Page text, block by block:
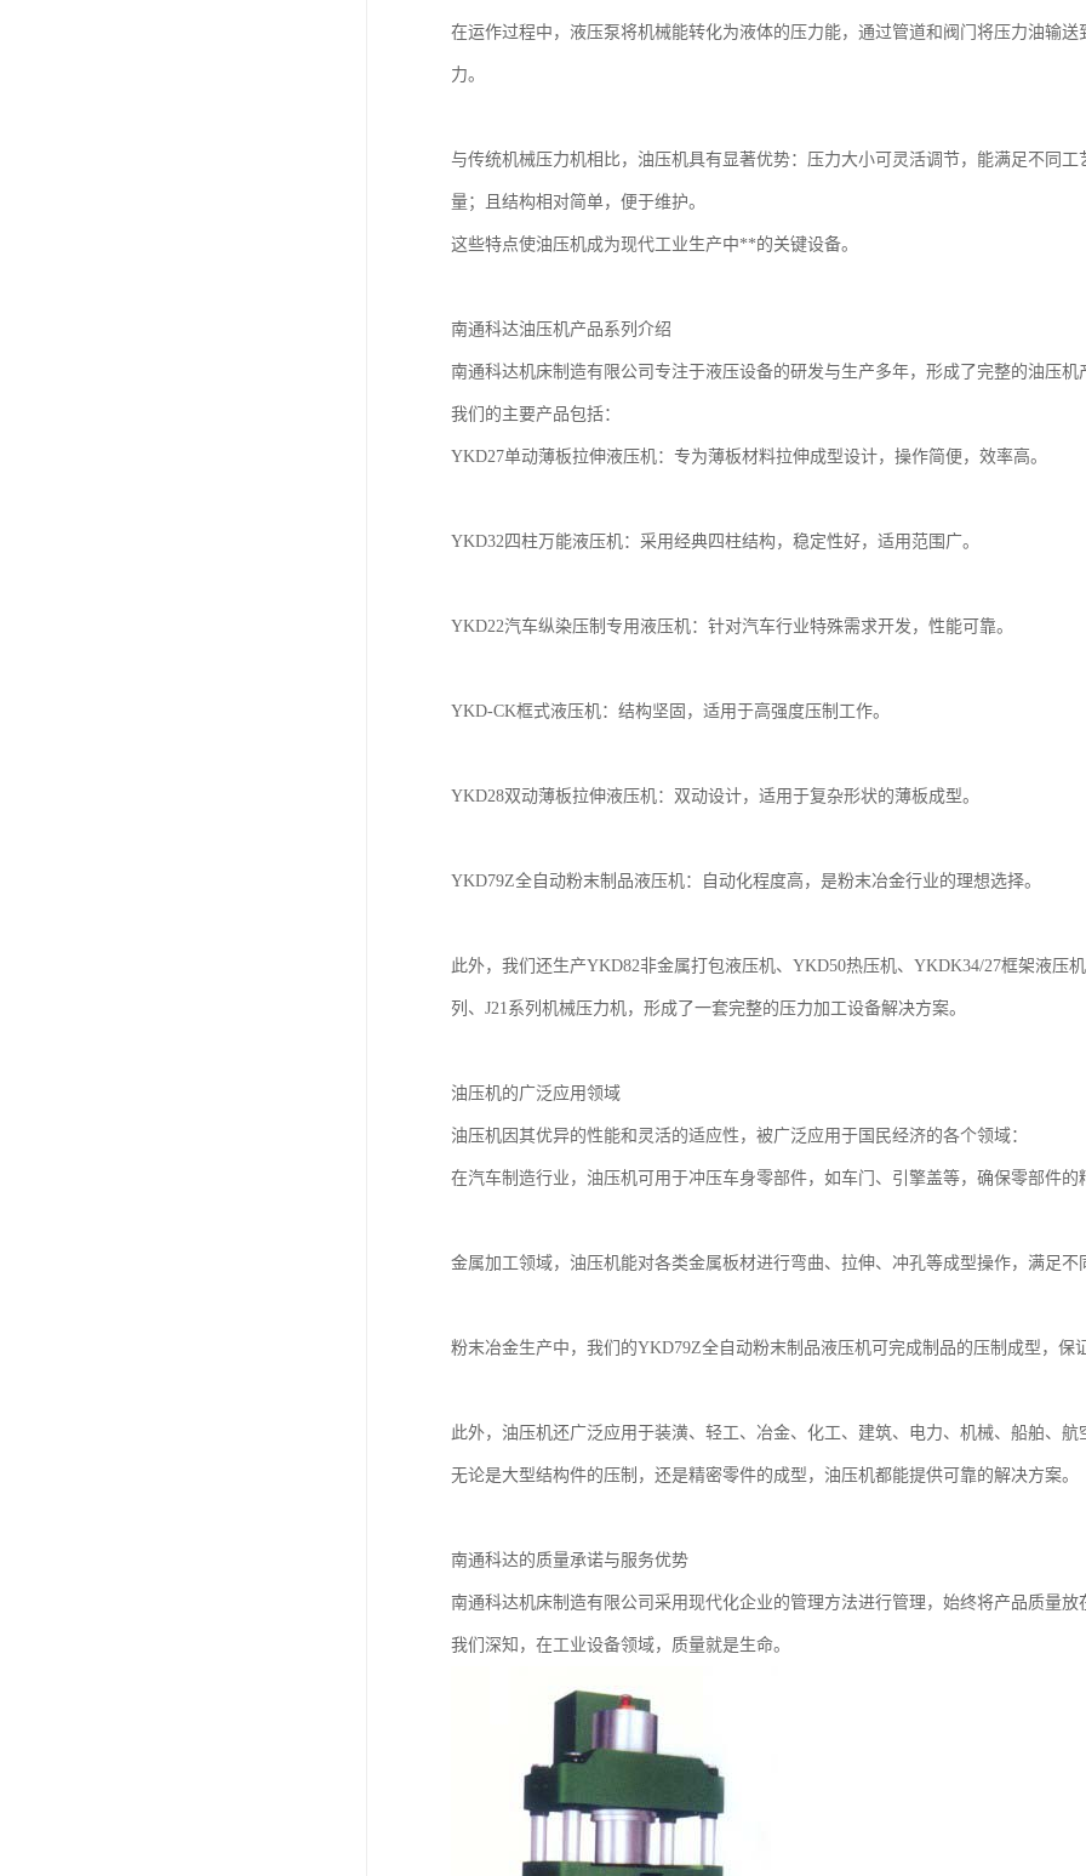
在运作过程中，液压泵将机械能转化为液体的压力能，通过管道和阀门将压力油输
力。
与传统机械压力机相比，油压机具有显著优势：压力大小可灵活调节，能满足不同
量；且结构相对简单，便于维护。
这些特点使油压机成为现代工业生产中**的关键设备。
南通科达油压机产品系列介绍
南通科达机床制造有限公司专注于液压设备的研发与生产多年，形成了完整的油压
我们的主要产品包括：
YKD27单动薄板拉伸液压机：专为薄板材料拉伸成型设计，操作简便，效率高。
YKD32四柱万能液压机：采用经典四柱结构，稳定性好，适用范围广。
YKD22汽车纵染压制专用液压机：针对汽车行业特殊需求开发，性能可靠。
YKD-CK框式液压机：结构坚固，适用于高强度压制工作。
YKD28双动薄板拉伸液压机：双动设计，适用于复杂形状的薄板成型。
YKD79Z全自动粉末制品液压机：自动化程度高，是粉末冶金行业的理想选择。
此外，我们还生产YKD82非金属打包液压机、YKD50热压机、YKDK34/27框架液压
列、J21系列机械压力机，形成了一套完整的压力加工设备解决方案。
油压机的广泛应用领域
油压机因其优异的性能和灵活的适应性，被广泛应用于国民经济的各个领域：
在汽车制造行业，油压机可用于冲压车身零部件，如车门、引擎盖等，确保零部件的
金属加工领域，油压机能对各类金属板材进行弯曲、拉伸、冲孔等成型操作，满足
粉末冶金生产中，我们的YKD79Z全自动粉末制品液压机可完成制品的压制成型，保
此外，油压机还广泛应用于装潢、轻工、冶金、化工、建筑、电力、机械、船舶、航
无论是大型结构件的压制，还是精密零件的成型，油压机都能提供可靠的解决方案。
南通科达的质量承诺与服务优势
南通科达机床制造有限公司采用现代化企业的管理方法进行管理，始终将产品质量放
我们深知，在工业设备领域，质量就是生命。